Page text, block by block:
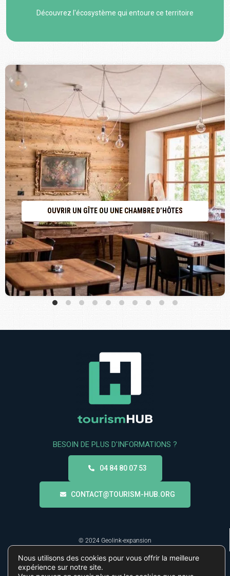
Découvrez l'écosystème qui entoure ce territoire
OUVRIR UN GÎTE OU UNE CHAMBRE D’HÔTES
BESOIN DE PLUS D'INFORMATIONS ?
04 84 80 07 53
CONTACT@TOURISM-HUB.ORG
© 2024 Geolink-expansion
Linkedin
Nous utilisons des cookies pour vous offrir la meilleure
expérience sur notre site.